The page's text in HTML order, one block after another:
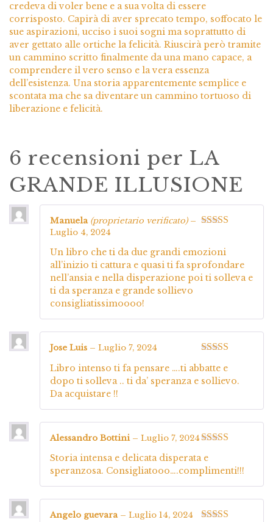
credeva di voler bene e a sua volta di essere
corrisposto. Capirà di aver sprecato tempo, soffocato le
sue aspirazioni, ucciso i suoi sogni ma soprattutto di
aver gettato alle ortiche la felicità. Riuscirà però tramite
un cammino scritto finalmente da una mano capace, a
comprendere il vero senso e la vera essenza
dell’esistenza. Una storia apparentemente semplice e
scontata ma che sa diventare un cammino tortuoso di
liberazione e felicità.
6 recensioni per LA
GRANDE ILLUSIONE
Manuela (proprietario verificato) –
Luglio 4, 2024
Un libro che ti da due grandi emozioni
all’inizio ti cattura e quasi ti fa sprofondare
nell’ansia e nella disperazione poi ti solleva e
ti da speranza e grande sollievo
consigliatissimoooo!
5
Jose Luis – Luglio 7, 2024
Libro intenso ti fa pensare ….ti abbatte e
dopo ti solleva .. ti da’ speranza e sollievo.
Da acquistare !!
Alessandro Bottini – Luglio 7, 2024
Storia intensa e delicata disperata e
speranzosa. Consigliatooo….complimenti!!!
Angelo guevara – Luglio 14, 2024